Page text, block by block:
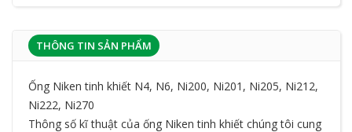
THÔNG TIN SẢN PHẨM
Ống Niken tinh khiết N4, N6, Ni200, Ni201, Ni205, Ni212,
Ni222, Ni270
Thông số kĩ thuật của ống Niken tinh khiết chúng tôi cung